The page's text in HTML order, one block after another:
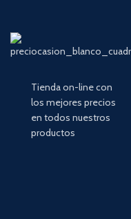
Tienda on-line con
los mejores precios
en todos nuestros
productos